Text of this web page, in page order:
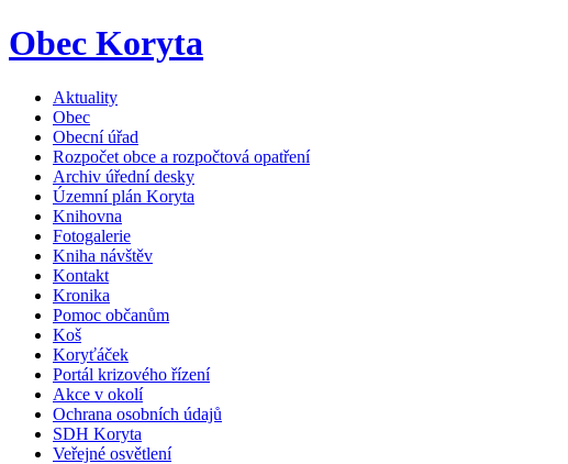
Obec Koryta
Aktuality
Obec
Obecní úřad
Rozpočet obce a rozpočtová opatření
Archiv úřední desky
Územní plán Koryta
Knihovna
Fotogalerie
Kniha návštěv
Kontakt
Kronika
Pomoc občanům
Koš
Koryťáček
Portál krizového řízení
Akce v okolí
Ochrana osobních údajů
SDH Koryta
Veřejné osvětlení